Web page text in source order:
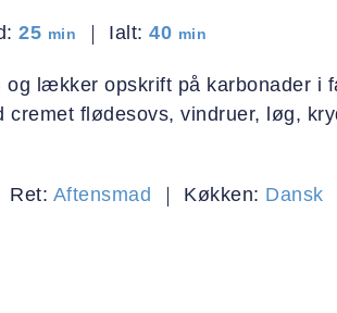
25minutter
min Ialt:40minutter
min
og lækker opskrift på karbonader i
cremet flødesovs, vindruer, løg,
Ret: Aftensmad Køkken: Dansk